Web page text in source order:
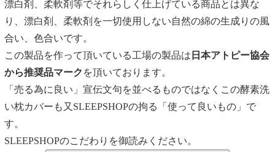
漂白剤、柔軟剤等でそれらしく仕上げている商品とは異な
り、漂白剤、柔軟剤を一切使用しない自然の綿の生成りの風
合い、色合いです。
この製品を作って頂いている工場の製品は 日本アトピー協会
から推奨品マーク を頂いております。
「売る為に良い」宣伝文句を並べるものではなくこの酵素洗
い枕カバーも又SLEEPSHOPの拘る「使って良いもの」で
す。
SLEEPSHOPのこだわりを御読みください。